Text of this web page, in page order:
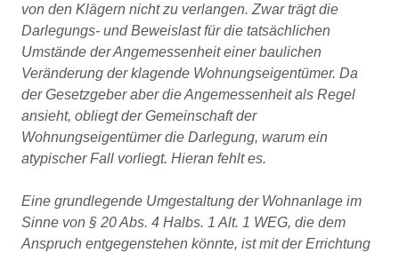
von den Klägern nicht zu verlangen. Zwar trägt die
Darlegungs- und Beweislast für die tatsächlichen
Umstände der Angemessenheit einer baulichen
Veränderung der klagende Wohnungseigentümer. Da
der Gesetzgeber aber die Angemessenheit als Regel
ansieht, obliegt der Gemeinschaft der
Wohnungseigentümer die Darlegung, warum ein
atypischer Fall vorliegt. Hieran fehlt es.
Eine grundlegende Umgestaltung der Wohnanlage im
Sinne von § 20 Abs. 4 Halbs. 1 Alt. 1 WEG, die dem
Anspruch entgegenstehen könnte, ist mit der Errichtung